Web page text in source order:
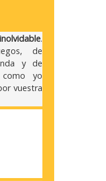
.
de
y de
como yo
vuestra